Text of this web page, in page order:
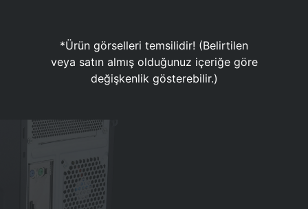
*Ürün görselleri temsilidir! (Belirtilen
veya satın almış olduğunuz içeriğe göre
değişkenlik gösterebilir.)